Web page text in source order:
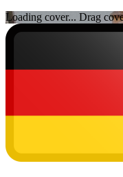
Loading cover... Drag